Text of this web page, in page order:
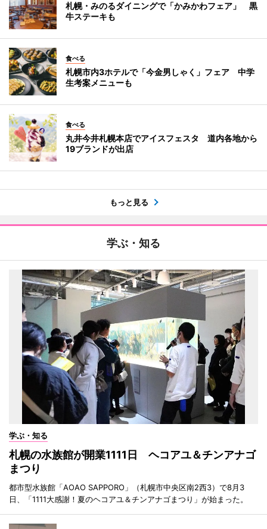
札幌・みのるダイニングで「かみかわフェア」 黒
牛ステーキも
食べる
札幌市内3ホテルで「今金男しゃく」フェア 中学
生考案メニューも
食べる
丸井今井札幌本店でアイスフェスタ 道内各地から
19ブランドが出店
もっと見る
学ぶ・知る
学ぶ・知る
札幌の水族館が開業1111日 ヘコアユ＆チンアナゴ
まつり
都市型水族館「AOAO SAPPORO」（札幌市中央区南2西3）で8月3
日、「1111大感謝！夏のヘコアユ＆チンアナゴまつり」が始まった。